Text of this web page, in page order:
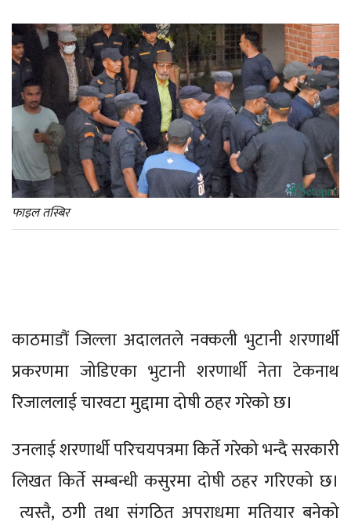
फाइल तस्बिर
काठमाडौं जिल्ला अदालतले नक्कली भुटानी शरणार्थी
प्रकरणमा जोडिएका भुटानी शरणार्थी नेता टेकनाथ
रिजाललाई चारवटा मुद्दामा दोषी ठहर गरेको छ।
उनलाई शरणार्थी परिचयपत्रमा किर्ते गरेको भन्दै सरकारी
लिखत किर्ते सम्बन्धी कसुरमा दोषी ठहर गरिएको छ।
त्यस्तै, ठगी तथा संगठित अपराधमा मतियार बनेको